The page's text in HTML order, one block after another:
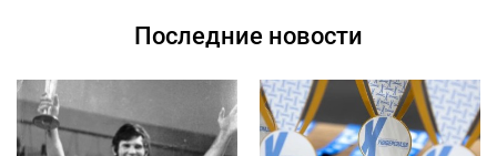
Последние новости